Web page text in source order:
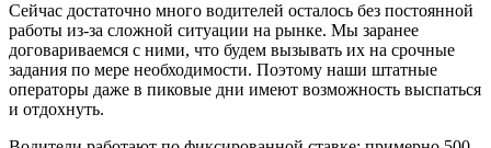
Сейчас достаточно много водителей осталось без постоянной
работы из-за сложной ситуации на рынке. Мы заранее
договариваемся с ними, что будем вызывать их на срочные
задания по мере необходимости. Поэтому наши штатные
операторы даже в пиковые дни имеют возможность выспаться
и отдохнуть.